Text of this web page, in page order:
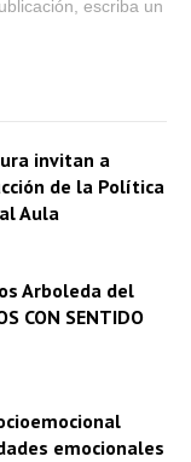
escriba un
invitan a
de la Política
Aula
Arboleda del
CON SENTIDO
emocionales